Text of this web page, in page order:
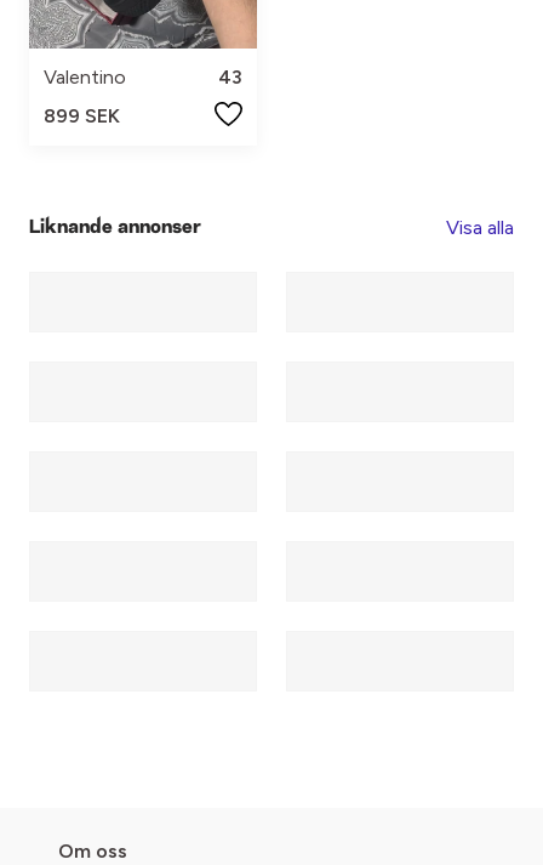
Valentino
43
899 SEK
Liknande annonser Visa alla
Om oss